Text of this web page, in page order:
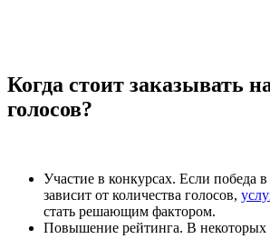
Когда стоит заказывать
голосов?
Участие в конкурсах. Если победа
зависит от количества голосов,
стать решающим фактором.
Повышение рейтинга. В некоторых